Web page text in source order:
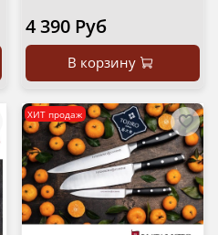
4 390 Руб
В корзину
ХИТ продаж